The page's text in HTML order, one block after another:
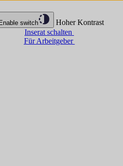
Enable switch
Hoher Kontrast
Inserat schalten
Für Arbeitgeber